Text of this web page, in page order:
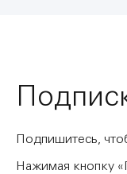
Подпишитесь,
Нажимая кнопку